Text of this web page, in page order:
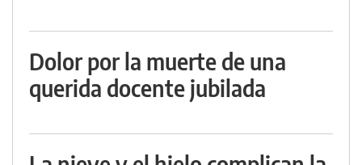
Dolor por la muerte de una
querida docente jubilada